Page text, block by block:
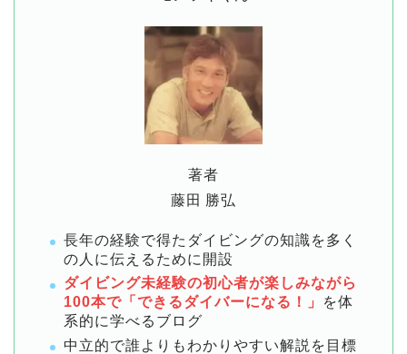
著者
藤田 勝弘
長年の経験で得たダイビングの知識を多く
の人に伝えるために開設
ダイビング未経験の初心者が楽しみながら
100本で「できるダイバーになる！」
を体
系的に学べるブログ
中立的で誰よりもわかりやすい解説を目標